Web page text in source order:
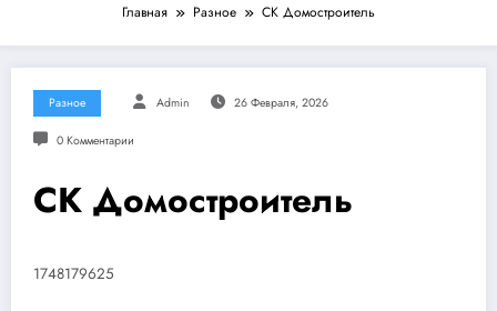
Главная Разное СК Домостроитель
Разное Admin 26 Февраля, 2026
0 Комментарии
СК Домостроитель
1748179625